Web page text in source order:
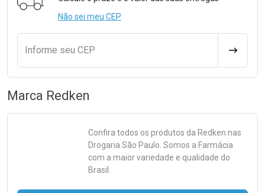
Não sei meu CEP
Informe seu CEP
Marca Redken
Confira todos os produtos da Redken nas
Drogaria São Paulo. Somos a Farmácia
com a maior variedade e qualidade do
Brasil.